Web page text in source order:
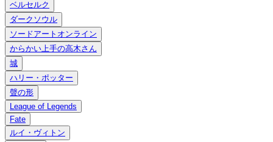
ベルセルク
ダークソウル
ソードアートオンライン
からかい上手の高木さん
城
ハリー・ポッター
聲の形
League of Legends
Fate
ルイ・ヴィトン